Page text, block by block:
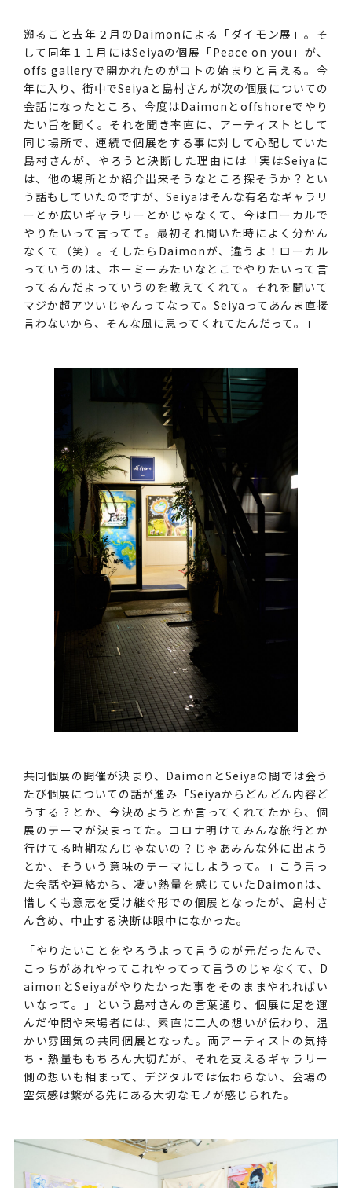
遡ること去年２月のDaimonによる「ダイモン展」。そ
して同年１１月にはSeiyaの個展「Peace on you」が、
offs galleryで開かれたのがコトの始まりと言える。今
年に入り、街中でSeiyaと島村さんが次の個展についての
会話になったところ、今度はDaimonとoffshoreでやり
たい旨を聞く。それを聞き率直に、アーティストとして
同じ場所で、連続で個展をする事に対して心配していた
島村さんが、やろうと決断した理由には「実はSeiyaに
は、他の場所とか紹介出来そうなところ探そうか？とい
う話もしていたのですが、Seiyaはそんな有名なギャラリ
ーとか広いギャラリーとかじゃなくて、今はローカルで
やりたいって言ってて。最初それ聞いた時によく分かん
なくて（笑）。そしたらDaimonが、違うよ！ローカル
っていうのは、ホーミーみたいなとこでやりたいって言
ってるんだよっていうのを教えてくれて。それを聞いて
マジか超アツいじゃんってなって。Seiyaってあんま直接
言わないから、そんな風に思ってくれてたんだって。」
共同個展の開催が決まり、DaimonとSeiyaの間では会う
たび個展についての話が進み「Seiyaからどんどん内容ど
うする？とか、今決めようとか言ってくれてたから、個
展のテーマが決まってた。コロナ明けてみんな旅行とか
行けてる時期なんじゃないの？じゃあみんな外に出よう
とか、そういう意味のテーマにしようって。」こう言っ
た会話や連絡から、凄い熱量を感じていたDaimonは、
惜しくも意志を受け継ぐ形での個展となったが、島村さ
ん含め、中止する決断は眼中になかった。
「やりたいことをやろうよって言うのが元だったんで、
こっちがあれやってこれやってって言うのじゃなくて、D
aimonとSeiyaがやりたかった事をそのままやれればい
いなって。」という島村さんの言葉通り、個展に足を運
んだ仲間や来場者には、素直に二人の想いが伝わり、温
かい雰囲気の共同個展となった。両アーティストの気持
ち・熱量ももちろん大切だが、それを支えるギャラリー
側の想いも相まって、デジタルでは伝わらない、会場の
空気感は繋がる先にある大切なモノが感じられた。